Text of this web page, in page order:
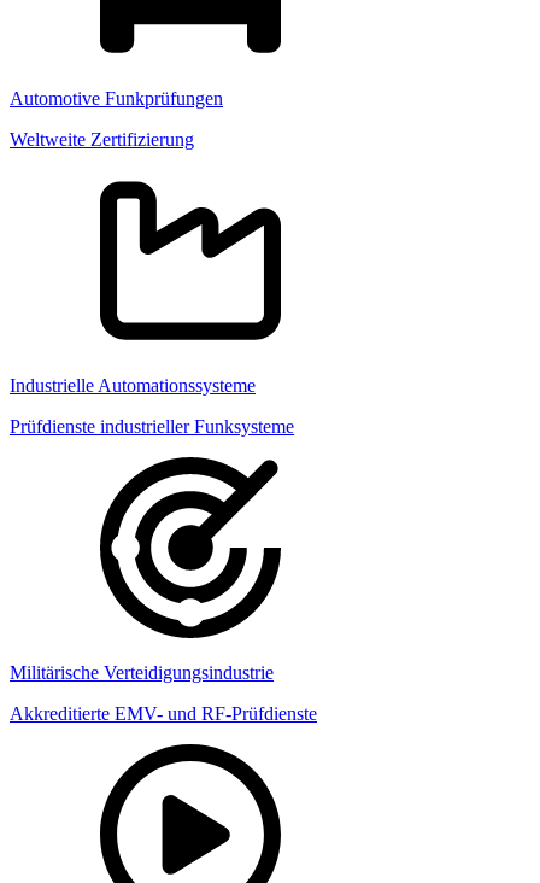
Automotive Funkprüfungen
Weltweite Zertifizierung
Industrielle Automationssysteme
Prüfdienste industrieller Funksysteme
Militärische Verteidigungsindustrie
Akkreditierte EMV- und RF-Prüfdienste